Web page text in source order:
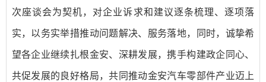
次座谈会为契机，对企业诉求和建议逐条梳理、逐项落
实，以务实举措推动问题解决、服务落地，同时，诚挚希
望各企业继续扎根金安、深耕发展，携手构建政企同心、
共促发展的良好格局，共同推动金安汽车零部件产业迈上